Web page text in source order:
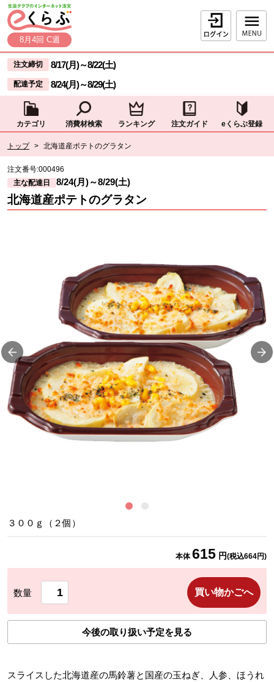
ページの先頭です。
本文へジャンプする。
8月4回 C週
ログイン
ここからサイト内共通メニューです。
サイト内共通メニューをスキップする
注文締切 8/17(月)～8/22(土)
配達予定 8/24(月)～8/29(土)
カテゴリ 消費材検索 ランキング 注文ガイド eくらぶ登録
トップ > 北海道産ポテトのグラタン
現在位置ここまで
注文番号:000496
主な配達日
8/24(月)～8/29(土)
北海道産ポテトのグラタン
３００ｇ（２個）
本体615 円(税込664円)
数量 買い物かごへ
今後の取り扱い予定を見る
スライスした北海道産の馬鈴薯と国産の玉ねぎ、人参、ほうれ